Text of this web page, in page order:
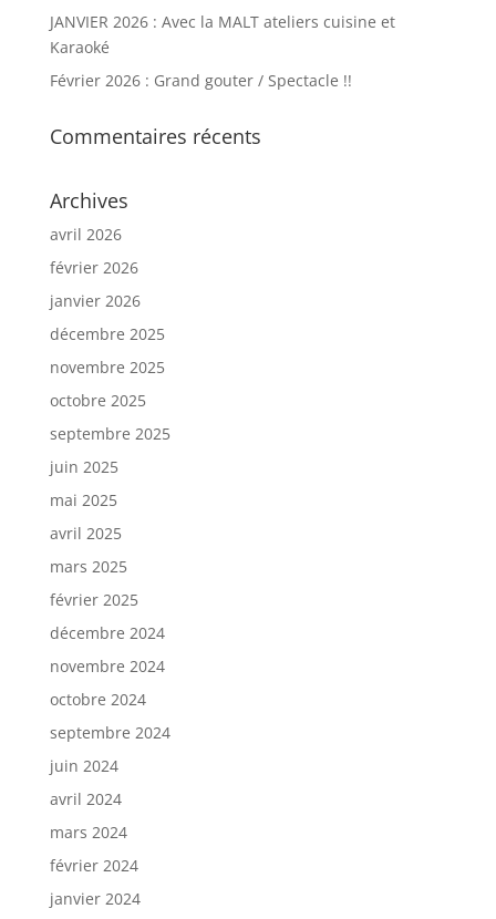
JANVIER 2026 : Avec la MALT ateliers cuisine et
Karaoké
Février 2026 : Grand gouter / Spectacle !!
Commentaires récents
Archives
avril 2026
février 2026
janvier 2026
décembre 2025
novembre 2025
octobre 2025
septembre 2025
juin 2025
mai 2025
avril 2025
mars 2025
février 2025
décembre 2024
novembre 2024
octobre 2024
septembre 2024
juin 2024
avril 2024
mars 2024
février 2024
janvier 2024